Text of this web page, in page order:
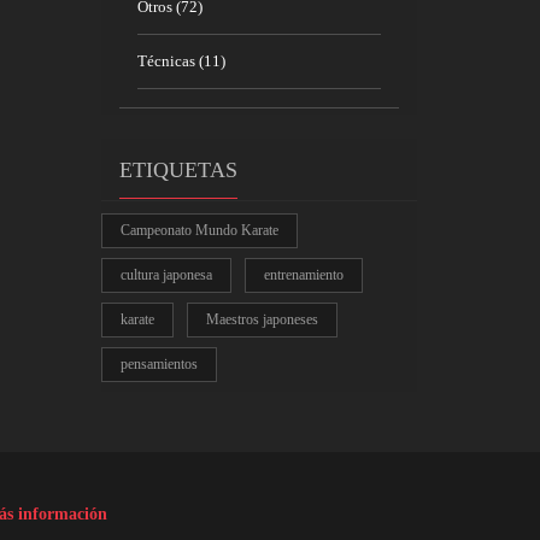
Otros(72)
Técnicas(11)
ETIQUETAS
Campeonato Mundo Karate
cultura japonesa entrenamiento
karate Maestros japoneses
pensamientos
información